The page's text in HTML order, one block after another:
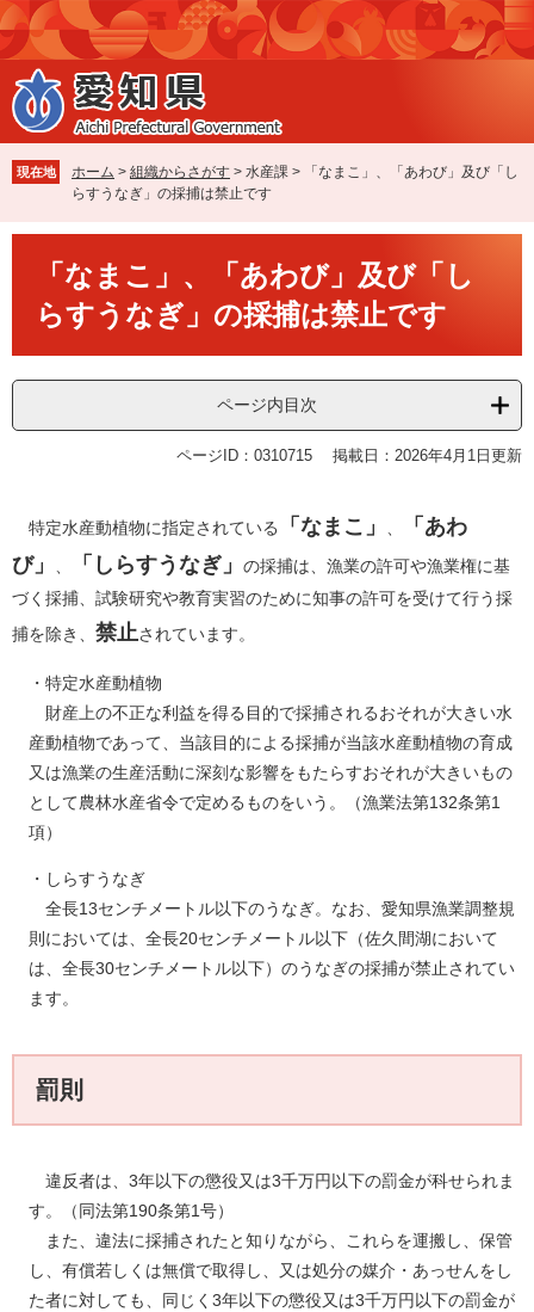
ペ
ー
ジ
の
先
で
す
メ
ニ
ュ
ー
を
ば
し
本
現在地 ホーム > 組織からさがす > 水産課 >
「なまこ」、「あわび」及び「し
らすうなぎ」の採捕は禁止です
「なまこ」、「あわび」及び「し
らすうなぎ」の採捕は禁止です
ページ内目次
ページID：0310715 掲載日：2026年4月1日更新
特定水産動植物に指定されている 「なまこ」
「あわ
び」
「しらすうなぎ」
の採捕は、漁業の許可や漁業権に基
づく採捕、試験研究や教育実習のために知事の許可を受けて行う採
捕を除き、 禁止されています。
・特定水産動植物
財産上の不正な利益を得る目的で採捕されるおそれが大きい水
産動植物であって、当該目的による採捕が当該水産動植物の育成
又は漁業の生産活動に深刻な影響をもたらすおそれが大きいもの
として農林水産省令で定めるものをいう。（漁業法第132条第1
項）
・しらすうなぎ
全長13センチメートル以下のうなぎ。なお、愛知県漁業調整規
則においては、全長20センチメートル以下（佐久間湖において
は、全長30センチメートル以下）のうなぎの採捕が禁止されてい
ます。
罰則
違反者は、3年以下の懲役又は3千万円以下の罰金が科せられま
す。（同法第190条第1号）
また、違法に採捕されたと知りながら、これらを運搬し、保管
し、有償若しくは無償で取得し、又は処分の媒介・あっせんをし
た者に対しても、同じく3年以下の懲役又は3千万円以下の罰金が